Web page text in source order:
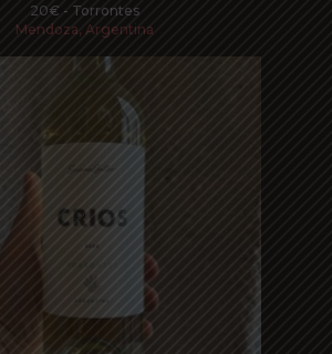
20€ - Torrontes
Mendoza, Argentina